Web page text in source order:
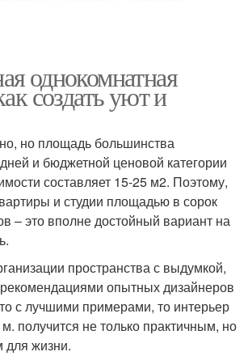
однокомнатная
создать уют и
но площадь большинства
и бюджетной ценовой категории
составляет 15-25 м2. Поэтому,
и студии площадью в сорок
– это вполне достойный вариант на
пространства с выдумкой,
опытных дизайнеров
с лучшими примерами, то интерьер
получится не только практичным, но
для жизни.